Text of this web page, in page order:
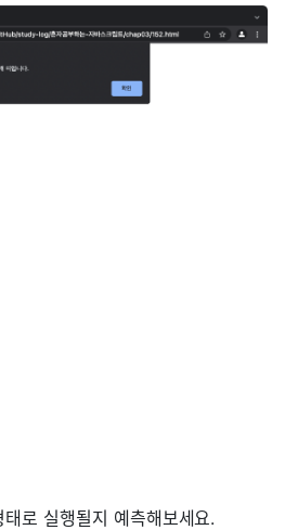
로 실행될지 예측해보세요.